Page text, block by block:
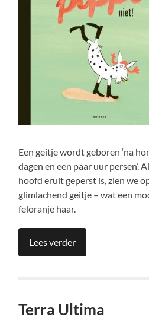
Een geitje wordt geboren ‘na
dagen en een paar uur persen’.
hoofd eruit geperst is, zien we
glimlachend geitje – wat een
feloranje haar.
Lees verder
Terra Ultima